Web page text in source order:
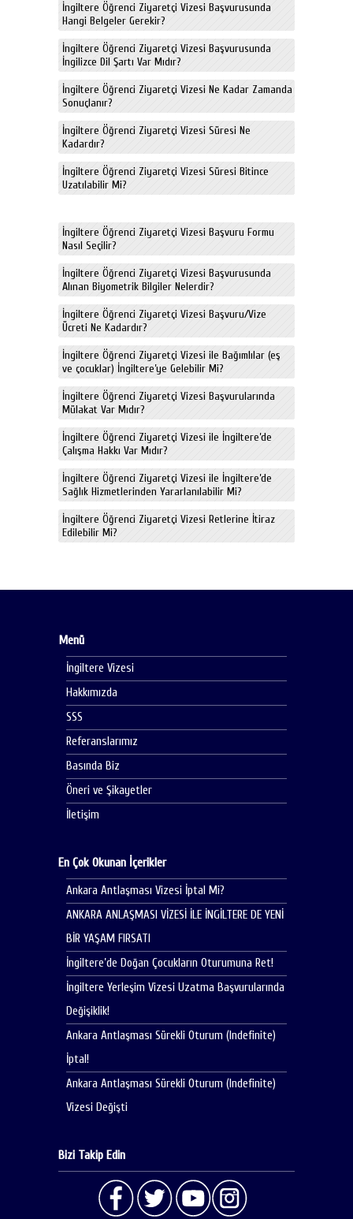
İngiltere Öğrenci Ziyaretçi Vizesi Başvurusunda
Hangi Belgeler Gerekir?
İngiltere Öğrenci Ziyaretçi Vizesi Başvurusunda
İngilizce Dil Şartı Var Mıdır?
İngiltere Öğrenci Ziyaretçi Vizesi Ne Kadar Zamanda
Sonuçlanır?
İngiltere Öğrenci Ziyaretçi Vizesi Süresi Ne
Kadardır?
İngiltere Öğrenci Ziyaretçi Vizesi Süresi Bitince
Uzatılabilir Mi?
İngiltere Öğrenci Ziyaretçi Vizesi Başvuru Formu
Nasıl Seçilir?
İngiltere Öğrenci Ziyaretçi Vizesi Başvurusunda
Alınan Biyometrik Bilgiler Nelerdir?
İngiltere Öğrenci Ziyaretçi Vizesi Başvuru/Vize
Ücreti Ne Kadardır?
İngiltere Öğrenci Ziyaretçi Vizesi ile Bağımlılar (eş
ve çocuklar) İngiltere’ye Gelebilir Mi?
İngiltere Öğrenci Ziyaretçi Vizesi Başvurularında
Mülakat Var Mıdır?
İngiltere Öğrenci Ziyaretçi Vizesi ile İngiltere’de
Çalışma Hakkı Var Mıdır?
İngiltere Öğrenci Ziyaretçi Vizesi ile İngiltere’de
Sağlık Hizmetlerinden Yararlanılabilir Mi?
İngiltere Öğrenci Ziyaretçi Vizesi Retlerine İtiraz
Edilebilir Mi?
Menü
İngiltere Vizesi
Hakkımızda
SSS
Referanslarımız
Basında Biz
Öneri ve Şikayetler
İletişim
En Çok Okunan İçerikler
Ankara Antlaşması Vizesi İptal Mi?
ANKARA ANLAŞMASI VİZESİ İLE İNGİLTERE DE YENİ
BİR YAŞAM FIRSATI
İngiltere’de Doğan Çocukların Oturumuna Ret!
İngiltere Yerleşim Vizesi Uzatma Başvurularında
Değişiklik!
Ankara Antlaşması Sürekli Oturum (Indefinite)
İptal!
Ankara Antlaşması Sürekli Oturum (Indefinite)
Vizesi Değişti
Bizi Takip Edin